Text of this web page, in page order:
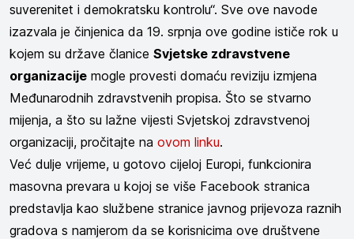
suverenitet i demokratsku kontrolu“. Sve ove navode
izazvala je činjenica da 19. srpnja ove godine ističe rok u
kojem su države članice Svjetske zdravstvene
organizacije mogle provesti domaću reviziju izmjena
Međunarodnih zdravstvenih propisa. Što se stvarno
mijenja, a što su lažne vijesti Svjetskoj zdravstvenoj
organizaciji, pročitajte na ovom linku.
Već dulje vrijeme, u gotovo cijeloj Europi, funkcionira
masovna prevara u kojoj se više Facebook stranica
predstavlja kao službene stranice javnog prijevoza raznih
gradova s namjerom da se korisnicima ove društvene